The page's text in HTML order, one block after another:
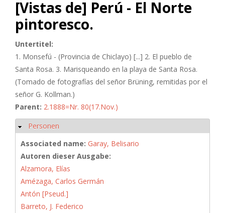
[Vistas de] Perú - El Norte
pintoresco.
Untertitel:
1. Monsefú - (Provincia de Chiclayo) [...] 2. El pueblo de
Santa Rosa. 3. Marisqueando en la playa de Santa Rosa.
(Tomado de fotografías del señor Brüning, remitidas por el
señor G. Kollman.)
Parent: 2.1888=Nr. 80(17.Nov.)
Ausblenden
Personen
Associated name: Garay, Belisario
Autoren dieser Ausgabe:
Alzamora, Elías
Amézaga, Carlos Germán
Antón [Pseud.]
Barreto, J. Federico